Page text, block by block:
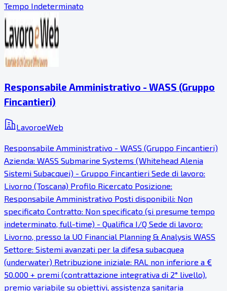
Tempo Indeterminato
Responsabile Amministrativo - WASS (Gruppo
Fincantieri)
LavoroeWeb
Responsabile Amministrativo - WASS (Gruppo Fincantieri)
Azienda: WASS Submarine Systems (Whitehead Alenia
Sistemi Subacquei) - Gruppo Fincantieri Sede di lavoro:
Livorno (Toscana) Profilo Ricercato Posizione:
Responsabile Amministrativo Posti disponibili: Non
specificato Contratto: Non specificato (si presume tempo
indeterminato, full-time) - Qualifica I/Q Sede di lavoro:
Livorno, presso la UO Financial Planning & Analysis WASS
Settore: Sistemi avanzati per la difesa subacquea
(underwater) Retribuzione iniziale: RAL non inferiore a €
50.000 + premi (contrattazione integrativa di 2° livello),
premio variabile su obiettivi, assistenza sanitaria